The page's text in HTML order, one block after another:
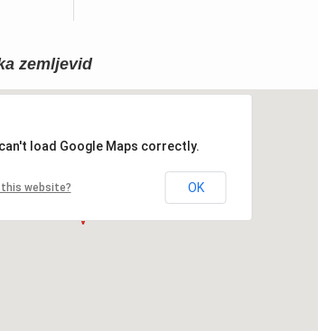
zemljevid
load Google Maps correctly.
this website? OK